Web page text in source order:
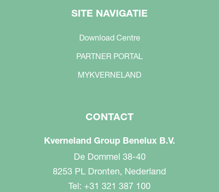
SITE NAVIGATIE
Download Centre
PARTNER PORTAL
MYKVERNELAND
CONTACT
Kverneland Group Benelux B.V.
De Dommel 38-40
8253 PL Dronten, Nederland
Tel: +31 321 387 100